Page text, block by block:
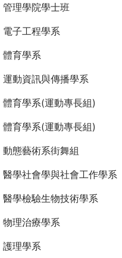
管理學院學士班
電子工程學系
體育學系
運動資訊與傳播學系
體育學系(運動專長組)
體育學系(運動專長組)
動態藝術系街舞組
醫學社會學與社會工作學系
醫學檢驗生物技術學系
物理治療學系
護理學系